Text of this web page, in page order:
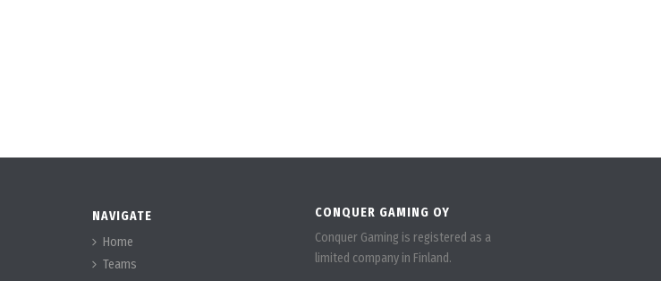
NAVIGATE
Home
Teams
CONQUER GAMING OY
Conquer Gaming is registered as a
limited company in Finland.